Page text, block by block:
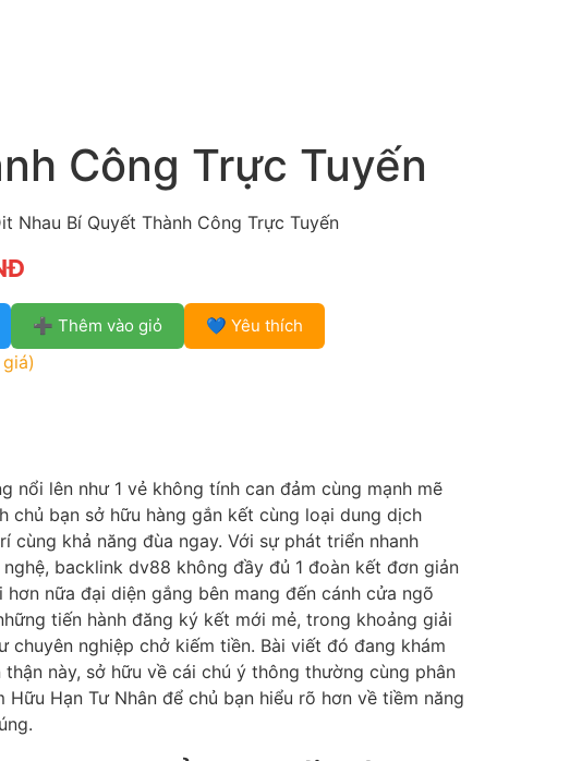
Công Trực Tuyến
Nhau Bí Quyết Thành Công Trực Tuyến
➕ Thêm vào giỏ 💙 Yêu thích
nổi lên như 1 vẻ không tính can đảm cùng mạnh mẽ
chủ bạn sở hữu hàng gắn kết cùng loại dung dịch
cùng khả năng đùa ngay. Với sự phát triển nhanh
backlink dv88 không đầy đủ 1 đoàn kết đơn giản
hơn nữa đại diện gắng bên mang đến cánh cửa ngõ
tiến hành đăng ký kết mới mẻ, trong khoảng giải
chuyên nghiệp chở kiếm tiền. Bài viết đó đang khám
thận này, sở hữu về cái chú ý thông thường cùng phân
Hữu Hạn Tư Nhân để chủ bạn hiểu rõ hơn về tiềm năng